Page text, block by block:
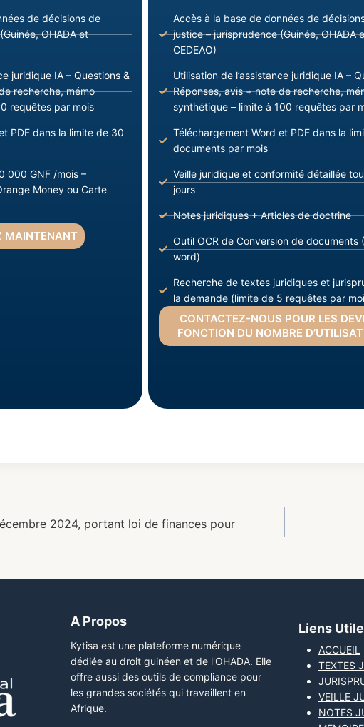
de décisions de
OHADA et
juridique IA – Questions &
recherche, mémo
requêtes par mois
PDF dans la limite de 30
000 GNF /mois –
Money ou Carte
MAINTENANT
Accès à la base de données de
justice – jurisprudence (Guinée, OHADA
CEDEAO)
Utilisation de l’assistance juridique IA –
Réponses, avis + note de recherche,
synthétique – limite à 100 requêtes par
Téléchargement Word et PDF dans la
documents par mois
Veille juridique et conformité détaillée
jours
Notes juridiques + Articles de doctrine
Outil OCR de Conversion de documents
word)
Recherche de textes juridiques et
la demande (limite de 5 requêtes par
CONTACTEZ-NOUS POUR LES
FONCTION DU NOMBRE
2024, portant loi de finances pour
A Propos
Kytisa est une plateforme numérique
dédiée au droit guinéen et de l'OHADA. Elle
offre aussi des outils de compliance pour
les grandes sociétés qui travaillent en
Afrique.
Liens
ACCUEIL
TEXTES
VEILLE
NOTES